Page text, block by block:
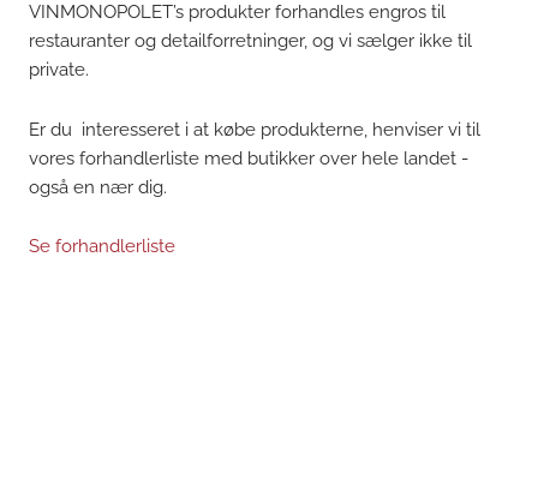
VINMONOPOLET’s produkter forhandles engros til
restauranter og detailforretninger, og vi sælger ikke til
private.
Er du interesseret i at købe produkterne, henviser vi til
vores forhandlerliste med butikker over hele landet -
også en nær dig.
Se forhandlerliste